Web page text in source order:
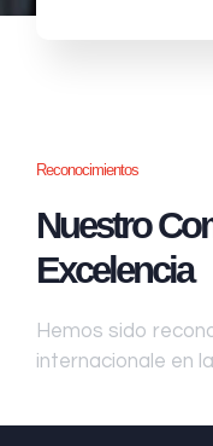
Reconocimientos
Nuestro
Excelencia
Hemos sido
internacionale en